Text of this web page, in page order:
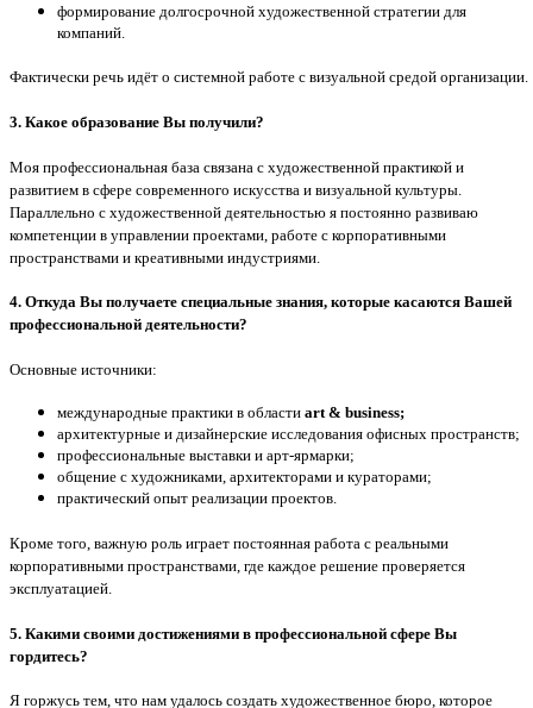
формирование долгосрочной художественной стратегии для
компаний.
Фактически речь идёт о системной работе с визуальной средой организации.
3. Какое образование Вы получили?
Моя профессиональная база связана с художественной практикой и
развитием в сфере современного искусства и визуальной культуры.
Параллельно с художественной деятельностью я постоянно развиваю
компетенции в управлении проектами, работе с корпоративными
пространствами и креативными индустриями.
4. Откуда Вы получаете специальные знания, которые касаются Вашей
профессиональной деятельности?
Основные источники:
международные практики в области art & business;
архитектурные и дизайнерские исследования офисных пространств;
профессиональные выставки и арт-ярмарки;
общение с художниками, архитекторами и кураторами;
практический опыт реализации проектов.
Кроме того, важную роль играет постоянная работа с реальными
корпоративными пространствами, где каждое решение проверяется
эксплуатацией.
5. Какими своими достижениями в профессиональной сфере Вы
гордитесь?
Я горжусь тем, что нам удалось создать художественное бюро, которое